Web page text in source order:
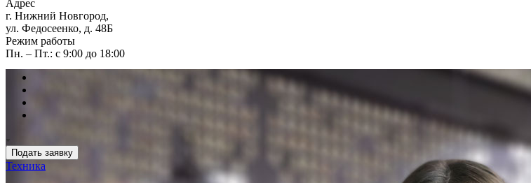
Адрес
г. Нижний Новгород,
ул. Федосеенко, д. 48Б
Режим работы
Пн. – Пт.: с 9:00 до 18:00
Подать заявку
Техника